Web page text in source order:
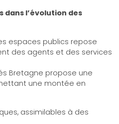
dans l’évolution des
espaces publics repose
des agents et des services
Bretagne propose une
une montée en
assimilables à des